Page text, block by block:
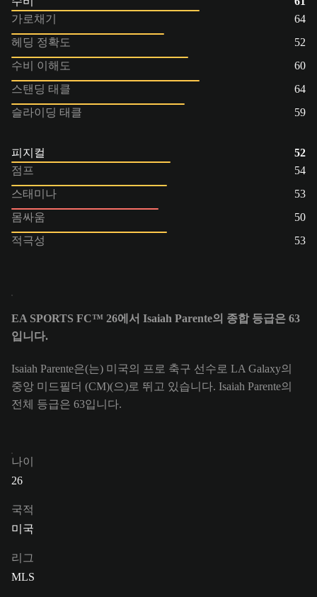
가로채기
64
헤딩 정확도
52
수비 이해도
60
스탠딩 태클
64
슬라이딩 태클
59
피지컬
52
점프
54
스태미나
53
몸싸움
50
적극성
53
EA SPORTS FC™ 26에서 Isaiah Parente의 종합 등급은 63
입니다.
Isaiah Parente은(는) 미국의 프로 축구 선수로 LA Galaxy의
중앙 미드필더 (CM)(으)로 뛰고 있습니다. Isaiah Parente의
전체 등급은 63입니다.
나이
26
국적
미국
리그
MLS